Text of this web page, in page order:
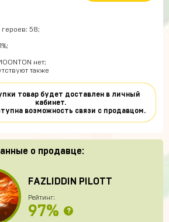
героев: 58;
нет;
также
товар будет доставлен в личный
кабинет.
возможность связи с продавцом.
о продавце:
FAZLIDDIN PILOTT
Рейтинг:
97% ?